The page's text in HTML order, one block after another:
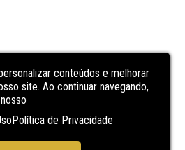
conteúdos e melhorar
site. Ao continuar navegando,
Política de Privacidade